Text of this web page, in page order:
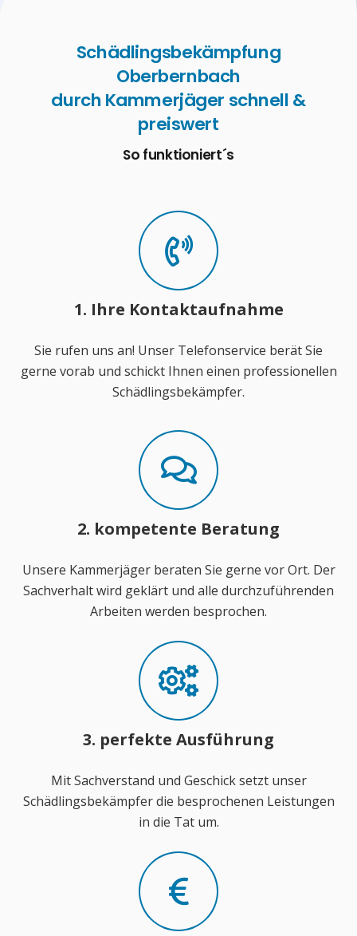
Schädlingsbekämpfung
Oberbernbach
durch Kammerjäger schnell &
preiswert
So funktioniert´s
1. Ihre Kontaktaufnahme
Sie rufen uns an! Unser Telefonservice berät Sie
gerne vorab und schickt Ihnen einen professionellen
Schädlingsbekämpfer.
2. kompetente Beratung
Unsere Kammerjäger beraten Sie gerne vor Ort. Der
Sachverhalt wird geklärt und alle durchzuführenden
Arbeiten werden besprochen.
3. perfekte Ausführung
Mit Sachverstand und Geschick setzt unser
Schädlingsbekämpfer die besprochenen Leistungen
in die Tat um.